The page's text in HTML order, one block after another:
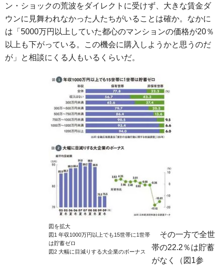
ン・ショックの荒波をダイレクトに受けず、大きな賃金ダ
ウンに見舞われなかった人たちがいることは確か。なかに
は「5000万円以上していた都心のマンションの価格が20％
以上も下がっている。この機会に購入しようかと思うのだ
が」と相談にくる人もいるくらいだ。
図を拡大
図1 年収1000万円以上でも15世帯に1世帯
は貯蓄ゼロ
図2 大幅に目減りする大企業のボーナス
その一方で全世
帯の22.2％は貯蓄
がなく（図1参